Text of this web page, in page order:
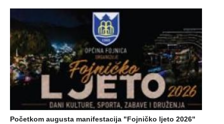
Početkom augusta manifestacija "Fojničko ljeto 2026"